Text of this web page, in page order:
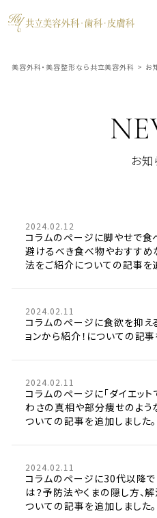
美容外科・美容整形なら共立美容外科 > お
お知
2024.02.12
コラムのページに脚やせで
避けるべき食べ物やおすす
法をご紹介についての記事を
2024.02.11
コラムのページに食欲を抑
ョンから紹介！についての記事
2024.02.11
コラムのページに「ダイエッ
わさの真相や部分痩せのよ
ついての記事を追加しました。
2024.02.11
コラムのページに30代以降
は？予防法やくまの隠し方、
ついての記事を追加しました。